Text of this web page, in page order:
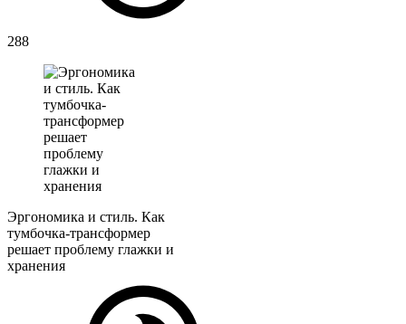
288
Эргономика и стиль. Как
тумбочка-трансформер
решает проблему глажки и
хранения